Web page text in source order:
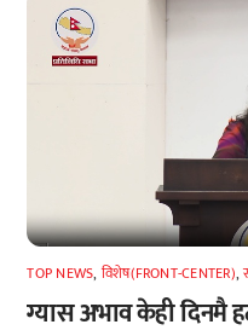
TOP NEWS, विशेष(FRONT-CENTER),
ग्यास अभाव केही दिनमै